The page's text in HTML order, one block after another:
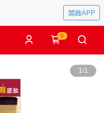
開啟APP
0
1/1